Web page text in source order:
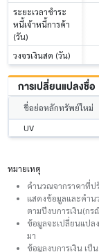
ระยะเวลาชำระ
หนี้เจ้าหนี้การค้า
(วัน)
วงจรเงินสด (วัน)
การเปลี่ยนแปลงชื่อ
ชื่อย่อหลักทรัพย์ใหม่
UV
หมายเหตุ
คำนวณจากราคาที่ป
แสดงข้อมูลและคำน
ตามปีงบการเงิน(ก
ข้อมูลจะเปลี่ยนแปล
มา
ข้อมูลงบการเงิน เ